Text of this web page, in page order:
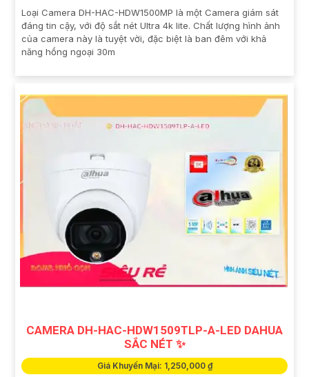
Loại Camera DH-HAC-HDW1500MP là một Camera giám sát
đáng tin cậy, với độ sắt nét Ultra 4k lite. Chất lượng hình ảnh
của camera này là tuyệt vời, đặc biệt là ban đêm với khả
năng hồng ngoại 30m
CAMERA DH-HAC-HDW1509TLP-A-LED DAHUA
SẮC NÉT ✨
Giá Khuyến Mại: 1,250,000 ₫